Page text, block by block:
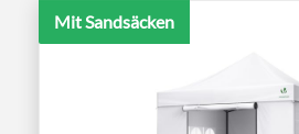
Mit Sandsäcken